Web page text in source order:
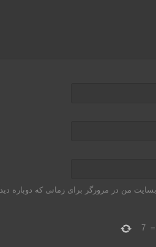
من در مرورگر برای زمانی که دوباره
=
7